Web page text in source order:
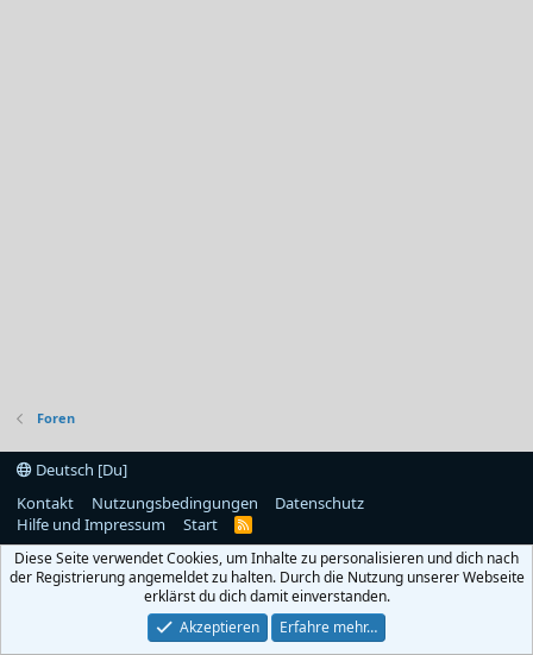
Foren
Deutsch [Du]
Kontakt
Nutzungsbedingungen
Datenschutz
Hilfe und Impressum
Start
R
S
Diese Seite verwendet Cookies, um Inhalte zu personalisieren und dich nach
der Registrierung angemeldet zu halten. Durch die Nutzung unserer Webseite
erklärst du dich damit einverstanden.
Akzeptieren
Erfahre mehr…